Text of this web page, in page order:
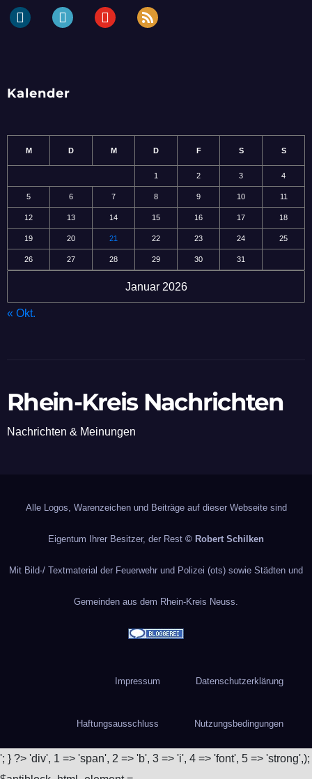
dailymotionperiscopeyoutube rss
Kalender
Januar 2026
M D M D F S S
1 2 3 4
5 6 7 8 9 10 11
12 13 14 15 16 17 18
19 20 21 22 23 24 25
26 27 28 29 30 31
« Okt.
Rhein-Kreis Nachrichten
Nachrichten & Meinungen
Alle Logos, Warenzeichen und Beiträge auf dieser Webseite sind
Eigentum Ihrer Besitzer, der Rest © Robert Schilken
Mit Bild-/ Textmaterial der Feuerwehr und Polizei (ots) sowie Städten und
Gemeinden aus dem Rhein-Kreis Neuss.
Impressum Datenschutzerklärung
Haftungsausschluss Nutzungsbedingungen
'; } ?> 'div', 1 => 'span', 2 => 'b', 3 => 'i', 4 => 'font', 5 => 'strong',);